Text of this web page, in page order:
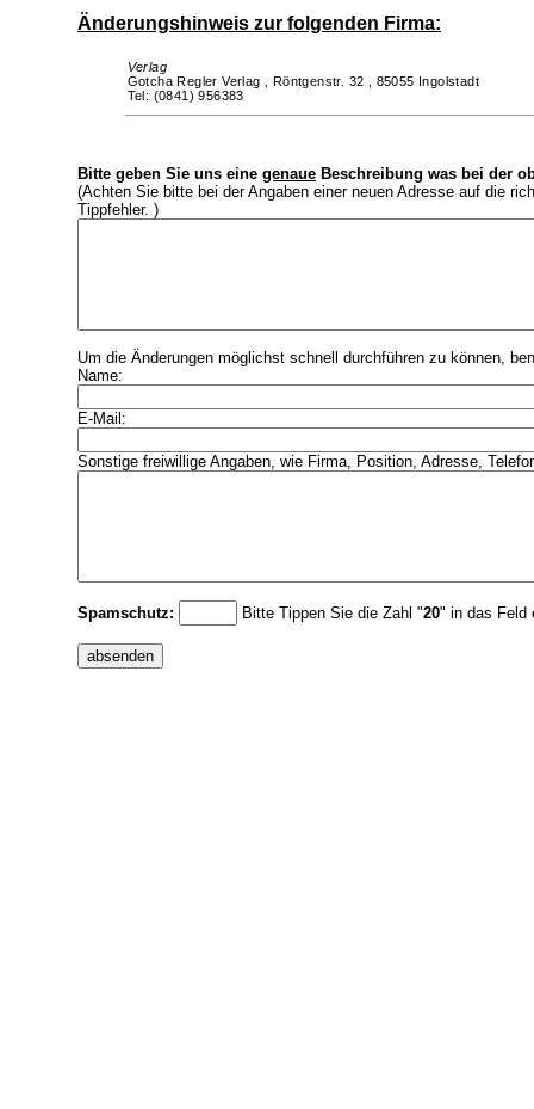
Änderungshinweis zur folgenden Firma:
Verlag
Gotcha Regler Verlag , Röntgenstr. 32 , 85055 Ingolstadt
Tel: (0841) 956383
Bitte geben Sie uns eine genaue Beschreibung was bei der
(Achten Sie bitte bei der Angaben einer neuen Adresse auf die
Tippfehler. )
Um die Änderungen möglichst schnell durchführen zu können,
Name:
E-Mail:
Sonstige freiwillige Angaben, wie Firma, Position, Adresse,
Spamschutz: Bitte Tippen Sie die Zahl "20" in das Feld